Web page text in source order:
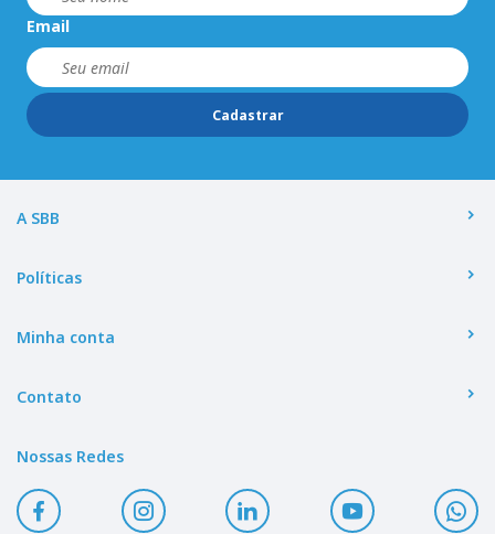
Email
Cadastrar
A SBB
Políticas
Minha conta
Contato
Nossas Redes